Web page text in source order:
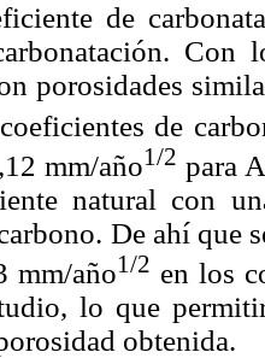
de
Con
porosidades
de
mm/año1/2 para
natural con
De ahí que
mm/año1/2 en los
lo que
obtenida.